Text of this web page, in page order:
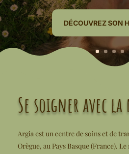
DÉCOUVREZ SON
Se soigner avec
Argia est un centre de soins et de
Orègue, au Pays Basque (France).